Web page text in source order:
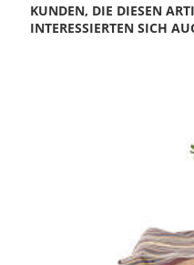
KUNDEN, DIE DIESEN
INTERESSIERTEN SICH